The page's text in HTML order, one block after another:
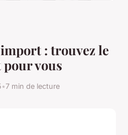
: trouvez le
vous
•7 min de lecture